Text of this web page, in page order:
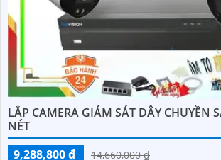
LẮP CAMERA GIÁM SÁT DÂY CHUYỀN
NÉT
9,288,800 ₫
14,660,000 ₫